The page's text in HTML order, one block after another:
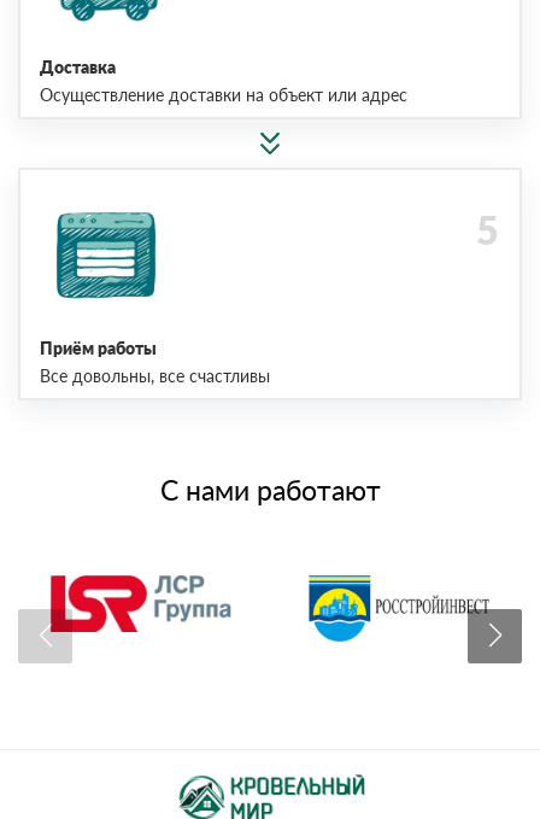
Доставка
Осуществление доставки на объект или адрес
Приём работы
Все довольны, все счастливы
С нами работают